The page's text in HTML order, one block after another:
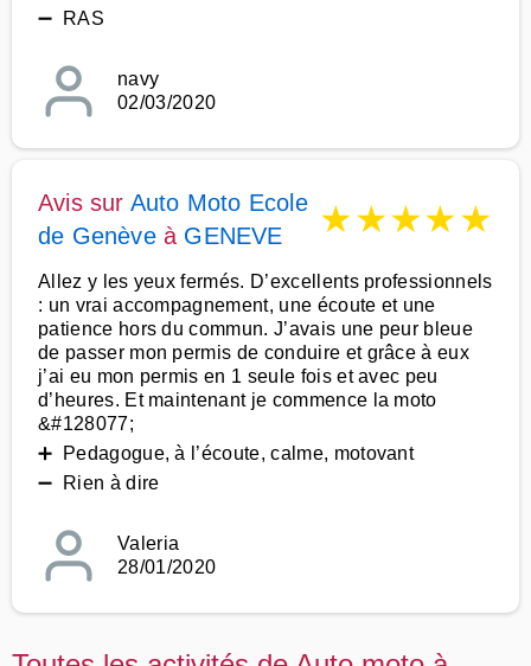
➖ RAS
navy
02/03/2020
Avis sur Auto Moto Ecole
de Genèveà GENEVE ★★★★★
Allez y les yeux fermés. D’excellents professionnels
: un vrai accompagnement, une écoute et une
patience hors du commun. J’avais une peur bleue
de passer mon permis de conduire et grâce à eux
j’ai eu mon permis en 1 seule fois et avec peu
d’heures. Et maintenant je commence la moto
&#128077;
➕ Pedagogue, à l’écoute, calme, motovant
➖ Rien à dire
Valeria
28/01/2020